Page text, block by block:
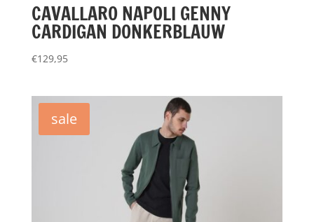
CAVALLARO NAPOLI GENNY
CARDIGAN DONKERBLAUW
€129,95
sale